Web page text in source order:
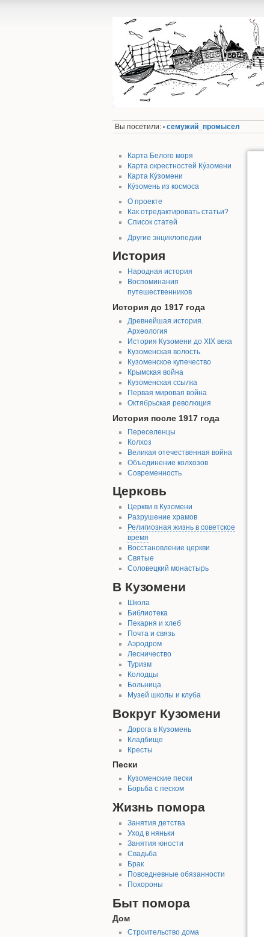
Вы посетили: • семужий_промысел
Карта Белого моря
Карта окрестностей Кýзомени
Карта Кýзомени
Кýзомень из космоса
О проекте
Как отредактировать статьи?
Список статей
Другие энциклопедии
История
Народная история
Воспоминания
путешественников
История до 1917 года
Древнейшая история.
Археология
История Кузомени до XIX века
Кузоменская волость
Кузоменское купечество
Крымская война
Кузоменская ссылка
Первая мировая война
Октябрьская революция
История после 1917 года
Переселенцы
Колхоз
Великая отечественная война
Объединение колхозов
Современность
Церковь
Церкви в Кузомени
Разрушение храмов
Религиозная жизнь в советское
время
Восстановление церкви
Святые
Соловецкий монастырь
В Кузомени
Школа
Библиотека
Пекарня и хлеб
Почта и связь
Аэродром
Лесничество
Туризм
Колодцы
Больница
Музей школы и клуба
Вокруг Кузомени
Дорога в Кузомень
Кладбище
Кресты
Пески
Кузоменские пески
Борьба с песком
Жизнь помора
Занятия детства
Уход в няньки
Занятия юности
Свадьба
Брак
Повседневные обязанности
Похороны
Быт помора
Дом
Строительство дома